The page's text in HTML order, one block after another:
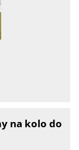
na kolo do